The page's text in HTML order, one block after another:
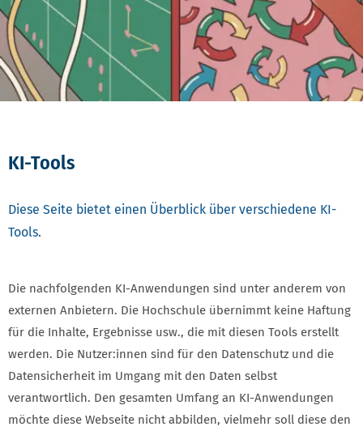
KI-Tools
Diese Seite bietet einen Überblick über verschiedene KI-
Tools.
Die nachfolgenden KI-Anwendungen sind unter anderem von
externen Anbietern. Die Hochschule übernimmt keine Haftung
für die Inhalte, Ergebnisse usw., die mit diesen Tools erstellt
werden. Die Nutzer:innen sind für den Datenschutz und die
Datensicherheit im Umgang mit den Daten selbst
verantwortlich. Den gesamten Umfang an KI-Anwendungen
möchte diese Webseite nicht abbilden, vielmehr soll diese den